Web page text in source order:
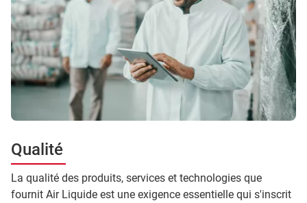
Qualité
La qualité des produits, services et technologies que
fournit Air Liquide est une exigence essentielle qui s'inscrit